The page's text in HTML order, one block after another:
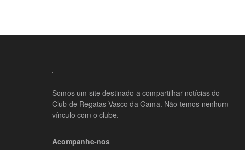
Somos um site destinado a compartilhar notícias do
Club de Regatas Vasco da Gama. Não temos nenhum
vínculo com o clube.
Acompanhe-nos